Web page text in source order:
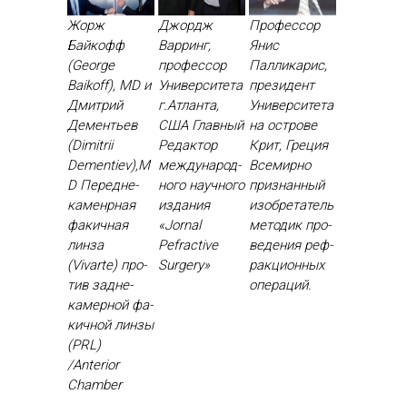
Жорж
Байкофф
(George
Baikoff), MD и
Дмитрий
Дементьев
(Dimitrii
Dementiev),M
D Пе­ред­не­
камен­рная
фа­кич­ная
лин­за
(Vivarte) про­
тив зад­не­
камер­ной фа­
кич­ной лин­зы
(PRL)
/Anterior
Chamber
Джордж
Варринг,
профессор
Университета
г.Атланта,
США Глав­ный
Ре­дак­тор
меж­ду­народ­
но­го на­уч­но­го
из­да­ния
«Jornal
Рefractive
Surgery»
Профессор
Янис
Палликарис,
президент
Университета
на острове
Крит, Греция
Все­мир­но
приз­нанный
изоб­ре­татель
ме­тодик про­
веде­ния реф­
ракци­он­ных
опе­раций.